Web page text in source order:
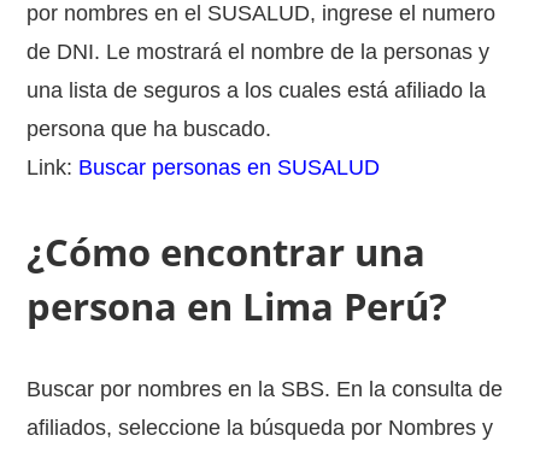
por nombres en el SUSALUD, ingrese el numero
de DNI. Le mostrará el nombre de la personas y
una lista de seguros a los cuales está afiliado la
persona que ha buscado.
Link: Buscar personas en SUSALUD
¿Cómo encontrar una
persona en Lima Perú?
Buscar por nombres en la SBS. En la consulta de
afiliados, seleccione la búsqueda por Nombres y